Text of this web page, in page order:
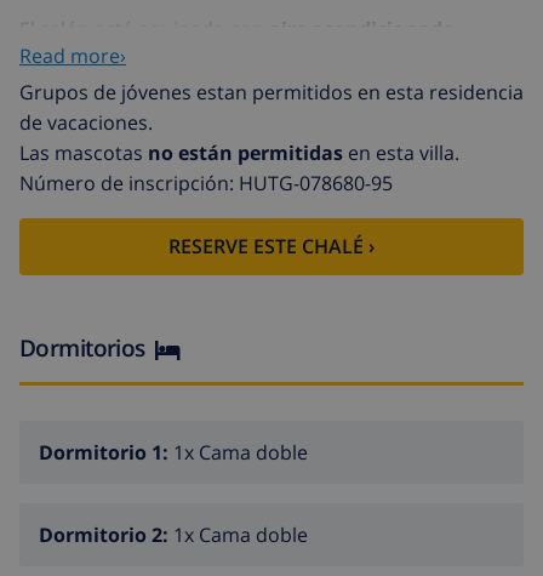
El salón está equipado con aire acondicionado
mientras que las habitaciones cuentan con
ventiladores, garantizando un descanso agradable en
cualquier época del año. La casa ha sido
reformada, ofreciendo todas las comodidades
necesarias para una estancia inolvidable.
En el exterior encontrarás una piscina privada
parking dentro de la propiedad
Además, los huéspedes pueden disfrutar de las
mediante una tarjeta proporcionada durante la
Read more›
Grupos de jóvenes estan permitidos en esta residencia
de vacaciones.
Las mascotas no están permitidas en esta villa.
Número de inscripción: HUTG-078680-95
RESERVE ESTE CHALÉ ›
Dormitorios
Dormitorio 1: 1x Cama doble
Dormitorio 2: 1x Cama doble